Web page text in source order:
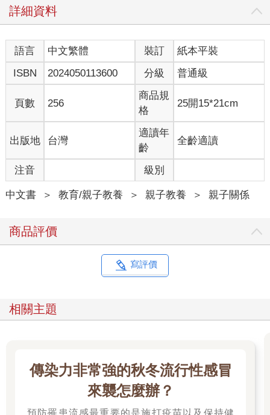
當被問到育兒教養之路太難、不知道該怎麼辦時，我總會說：
「教養挫折，正是刺激父母觀念再升級的最佳時機！」當面對孩
子做出不當行為、愈說愈故意時，除了是好好說、苦苦哀求、抱
著歇斯底里的情緒怒罵孩子之外，或許可以思考其他的教養方
法，一切都有方法，父母也總願意學習往更精進的育兒道路前
進。
我從事教養諮詢十多年來領悟到，行為的背後來自內心感受，感
受好行為表現就好，如果孩子出現偏差行為，父母需先關注孩子
的內心，是否某些內心需求沒得到滿足，而導致欲求不滿，變成
以自我為中心的性格或所謂的攻擊行為；感受好壞跟情境的互動
有很大的關係。
意思是說，一個孩子與父母間關係好壞的情境，會影響孩子的內
心感受，如果父母跟孩子的互動關係不佳，那麼，孩子就可能產
生偏差行為來引起父母的關注（簡稱為討愛行為）。也就是我在
教養諮詢或親子講座當中經常提到的：「父母學習正確的教養態
這是一個相對應的關係。
猶記多年前一場幼兒園活動的延誤，造成講座的時間壓縮，只能
家長有感而發地表示，雖然時間太短，但講座內容實在太精采，
只要能領悟這四夠教養心法，教養孩子就不難！
案。也不一定要全相信書中的任何觀念或方法，但你可以試一
試，試著把它融入你的親子關係中，如果孩子的行為真的有改
而，孩子優秀與否，關乎父母的觀念與方法。所以，親愛的父母
們，我們一起來學習教養孩子的基礎核心觀念：四夠教養：愛
夠、玩夠、情境夠、做事夠。
愛夠—愛從說話開始，正面溫和的話語，就有愛
詳細資料
語言 中文繁體 裝訂
紙本平裝
ISBN
2024050113600 分級 普通級
頁數 256
商品規
格
25開15*21cm
出版地 台灣
適讀年
齡
全齡適讀
注音 級別
中文書 ＞ 教育/親子教養 ＞ 親子教養 ＞ 親子關係
商品評價
寫評價
相關主題
傳染力非常強的秋冬流行性感冒
來襲怎麼辦？